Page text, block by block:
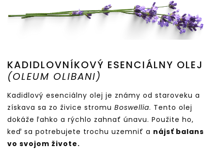
KADIDLOVNÍKOVÝ ESENCIÁLNY OLEJ
(OLEUM OLIBANI)
Kadidlový esenciálny olej je známy od staroveku a
získava sa zo živice stromu Boswellia. Tento olej
dokáže ľahko a rýchlo zahnať únavu. Použite ho,
keď sa potrebujete trochu uzemniť a nájsť balans
vo svojom živote.